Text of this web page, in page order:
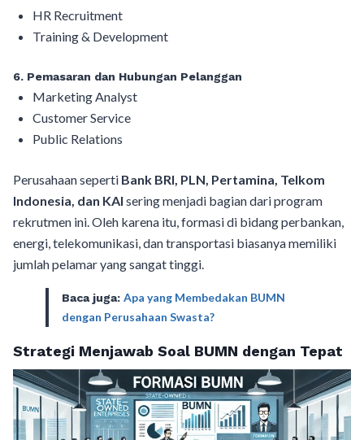
HR Recruitment
Training & Development
6. Pemasaran dan Hubungan Pelanggan
Marketing Analyst
Customer Service
Public Relations
Perusahaan seperti Bank BRI, PLN, Pertamina, Telkom
Indonesia, dan KAI sering menjadi bagian dari program
rekrutmen ini. Oleh karena itu, formasi di bidang perbankan,
energi, telekomunikasi, dan transportasi biasanya memiliki
jumlah pelamar yang sangat tinggi.
Baca juga: Apa yang Membedakan BUMN
dengan Perusahaan Swasta?
Strategi Menjawab Soal BUMN dengan Tepat